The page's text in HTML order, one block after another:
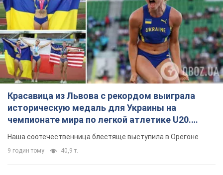
Красавица из Львова с рекордом выиграла
историческую медаль для Украины на
чемпионате мира по легкой атлетике U20.
Видео
Наша соотечественница блестяще выступила в Орегоне
9 годин тому 40,9 т.